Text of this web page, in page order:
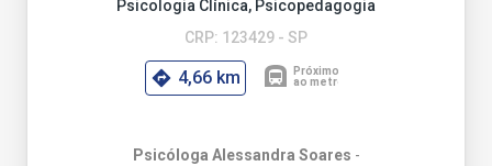
Psicologia Clínica, Psicopedagogia
CRP: 123429 - SP
4,66 km
Psicóloga Alessandra Soares -